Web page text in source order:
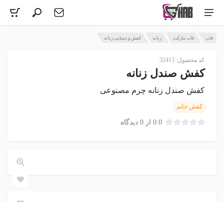
قاب قاب مارکت زنانه کفش و دمپایی زنانه
کفش صندل زنانه
کفش صندل زنانه چرم مصنوعی
0.0 از 0 دیدگاه
کفش حاتم
کد محصول: 32413